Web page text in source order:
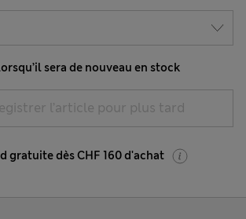
sera de nouveau en stock
l’article pour plus tard
gratuite dès CHF 160 d'achat